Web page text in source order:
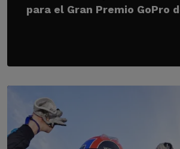
para el Gran Premio GoPro